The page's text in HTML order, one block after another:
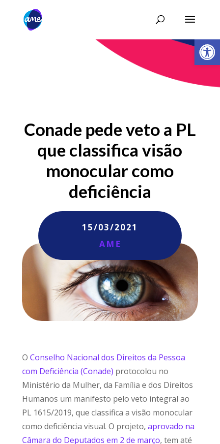
Abrir
Conade pede veto a PL
que classifica visão
monocular como
deficiência
15/03/2021
AME
O Conselho Nacional dos Direitos da Pessoa
com Deficiência (Conade) protocolou no
Ministério da Mulher, da Família e dos Direitos
Humanos um manifesto pelo veto integral ao
PL 1615/2019, que classifica a visão monocular
como deficiência visual. O projeto, aprovado na
Câmara do Deputados em 2 de março, tem até